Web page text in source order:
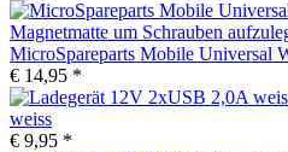
MicroSpareparts Mobile Universal
€ 14,95 *
weiss
€ 9,95 *